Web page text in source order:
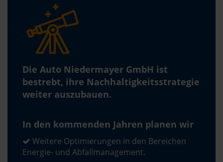
Die Auto Niedermayer GmbH ist
bestrebt, ihre Nachhaltigkeitsstrategie
weiter auszubauen.
In den kommenden Jahren planen wir
Weitere Optimierungen in den Bereichen
Energie- und Abfallmanagement.